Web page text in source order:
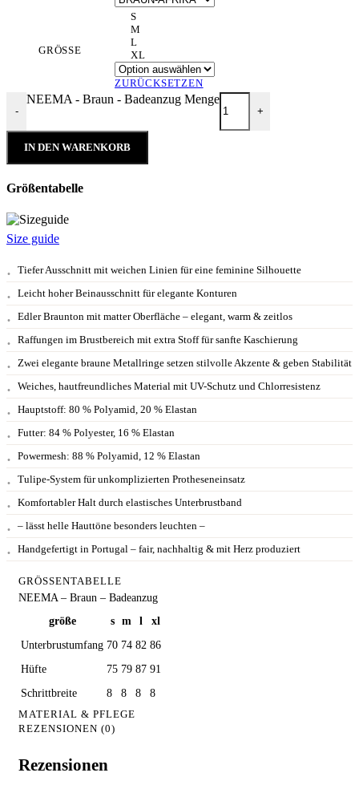
GRÖSSE
S
M
L
XL
ZURÜCKSETZEN
-
NEEMA - Braun - Badeanzug Menge
+
IN DEN WARENKORB
Tiefer Ausschnitt mit weichen Linien für eine feminine Silhouette
Leicht hoher Beinausschnitt für elegante Konturen
Edler Braunton mit matter Oberfläche – elegant, warm & zeitlos
Raffungen im Brustbereich mit extra Stoff für sanfte Kaschierung
Zwei elegante braune Metallringe setzen stilvolle Akzente & geben Stabilität
Weiches, hautfreundliches Material mit UV-Schutz und Chlorresistenz
Hauptstoff: 80 % Polyamid, 20 % Elastan
Futter: 84 % Polyester, 16 % Elastan
Powermesh: 88 % Polyamid, 12 % Elastan
Tulipe-System für unkomplizierten Protheseneinsatz
Komfortabler Halt durch elastisches Unterbrustband
– lässt helle Hauttöne besonders leuchten –
Handgefertigt in Portugal – fair, nachhaltig & mit Herz produziert
Größentabelle
Size guide
GRÖSSENTABELLE
NEEMA – Braun – Badeanzug
größe
s m l
xl
Unterbrustumfang 70 74 82 86
Hüfte
75 79 87 91
Schrittbreite
8 8 8
8
MATERIAL & PFLEGE
REZENSIONEN (0)
Rezensionen